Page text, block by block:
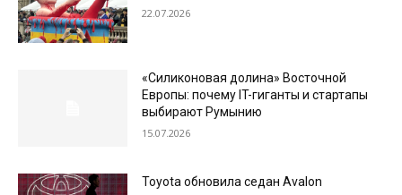
22.07.2026
«Силиконовая долина» Восточной
Европы: почему IT-гиганты и стартапы
выбирают Румынию
15.07.2026
Toyota обновила седан Avalon